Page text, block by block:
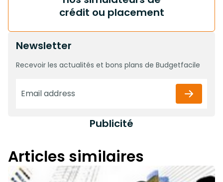
crédit ou placement
Newsletter
Recevoir les actualités et bons plans de Budgetfacile
Publicité
Articles similaires